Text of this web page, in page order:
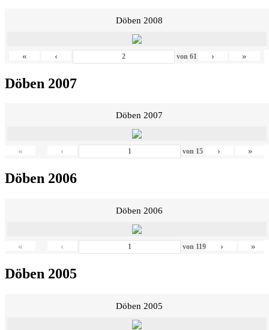
Döben 2008
« ‹ von 61 › »
Döben 2007
Döben 2007
« ‹ von 15 › »
Döben 2006
Döben 2006
« ‹ von 119 › »
Döben 2005
Döben 2005